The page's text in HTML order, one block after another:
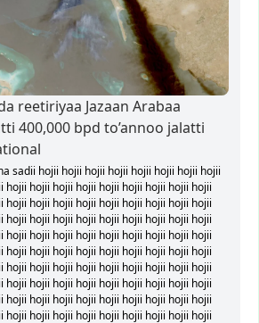
reetiriyaa Jazaan Arabaa
400,000 bpd to’annoo jalatti
sadii hojii hojii hojii hojii hojii hojii hojii hojii
hojii hojii hojii hojii hojii hojii hojii hojii hojii
hojii hojii hojii hojii hojii hojii hojii hojii hojii
hojii hojii hojii hojii hojii hojii hojii hojii hojii
hojii hojii hojii hojii hojii hojii hojii hojii hojii
hojii hojii hojii hojii hojii hojii hojii hojii hojii
hojii hojii hojii hojii hojii hojii hojii hojii hojii
hojii hojii hojii hojii hojii hojii hojii hojii hojii
hojii hojii hojii hojii hojii hojii hojii hojii hojii
hojii hojii hojii hojii hojii hojii hojii hojii hojii